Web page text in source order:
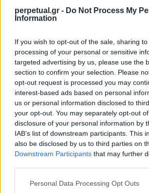
perpetual.gr - Do Not Process My
Information
If you wish to opt-out of the sale, sharing
processing of your personal or sensitive
targeted advertising by us, please use the
section to confirm your selection. Please
opt-out request is processed you may
interest-based ads based on personal
us or personal information disclosed to
your opt-out. You may separately opt-out
disclosure of your personal information by
IAB’s list of downstream participants. This
also be disclosed by us to third parties on
Downstream Participants that may further
Personal Data Processing Opt Outs
Τόσο οι άντρες, όσο και οι γυναίκες,
αρκετά χρήματα σε διάφορα
πράγματα που δεν χρειάζονται.
Βγάζουν συνεχώς selfies
Αυτό είναι κάτι που κάνουν οι
γυναίκες και σε μεγαλύτερο βαθμό
άντρες, ωστόσο δεν είναι και πολύ
Συγκρίνουν τον εαυτό τους
γυναίκες
Αυτό δεν είναι κάτι που οι γυναίκες